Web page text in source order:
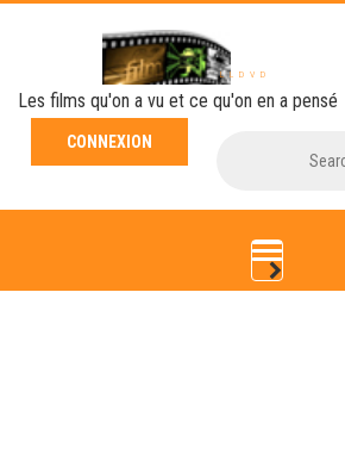
LLDVD
Les films qu'on a vu et ce qu'on en a pensé
CONNEXION
Toggle
navigation